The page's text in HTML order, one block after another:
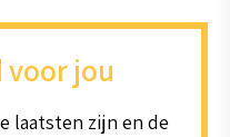
voor jou
laatsten zijn en de